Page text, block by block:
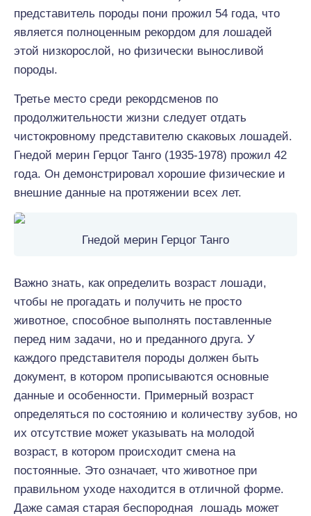
представитель породы пони прожил 54 года, что
является полноценным рекордом для лошадей
этой низкорослой, но физически выносливой
породы.
Третье место среди рекордсменов по
продолжительности жизни следует отдать
чистокровному представителю скаковых лошадей.
Гнедой мерин Герцог Танго (1935-1978) прожил 42
года. Он демонстрировал хорошие физические и
внешние данные на протяжении всех лет.
Гнедой мерин Герцог Танго
Важно знать, как определить возраст лошади,
чтобы не прогадать и получить не просто
животное, способное выполнять поставленные
перед ним задачи, но и преданного друга. У
каждого представителя породы должен быть
документ, в котором прописываются основные
данные и особенности. Примерный возраст
определяться по состоянию и количеству зубов, но
их отсутствие может указывать на молодой
возраст, в котором происходит смена на
постоянные. Это означает, что животное при
правильном уходе находится в отличной форме.
Даже самая старая беспородная лошадь может